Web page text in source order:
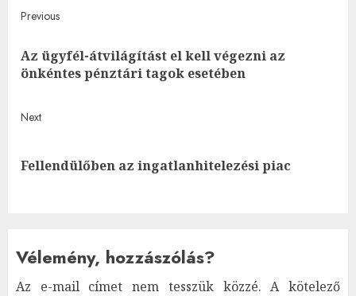
Post
navigation
Previous
Az ügyfél-átvilágítást el kell végezni az
önkéntes pénztári tagok esetében
Next
Next
Fellendülőben az ingatlanhitelezési piac
Vélemény, hozzászólás?
Az e-mail címet nem tesszük közzé. A kötelező